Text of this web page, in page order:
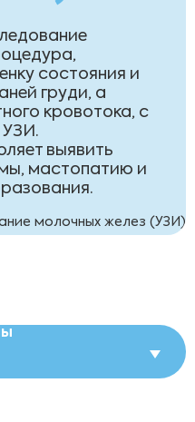
состояния и
груди, а
кровотока, с
выявить
мастопатию и